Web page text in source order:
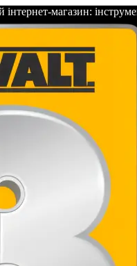
інтернет-магазин: